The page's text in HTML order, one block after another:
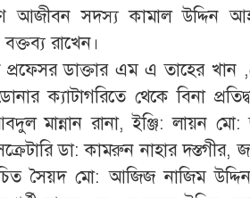
আজীবন সদস্য কামাল উদ্দিন
রাখেন।
প্রফেসর ডাক্তার এম এ তাহের
ক্যাটাগরিতে থেকে বিনা
আবদুল মান্নান রানা, ইঞ্জি:
ডা: কামরুন নাহার দস্তগীর,
সৈয়দ মো: আজিজ নাজিম